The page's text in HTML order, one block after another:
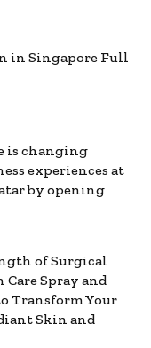
in Singapore Full
is changing
experiences at
by opening
of Surgical
Spray and
Transform Your
Skin and